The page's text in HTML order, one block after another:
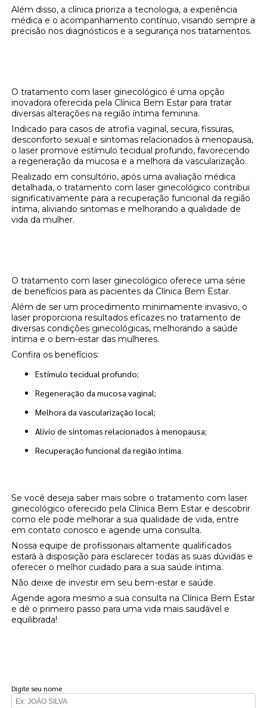
Além disso, a clínica prioriza a tecnologia, a experiência
médica e o acompanhamento contínuo, visando sempre a
precisão nos diagnósticos e a segurança nos tratamentos.
O tratamento com laser ginecológico é uma opção
inovadora oferecida pela Clínica Bem Estar para tratar
diversas alterações na região íntima feminina.
Indicado para casos de atrofia vaginal, secura, fissuras,
desconforto sexual e sintomas relacionados à menopausa,
o laser promove estímulo tecidual profundo, favorecendo
a regeneração da mucosa e a melhora da vascularização.
Realizado em consultório, após uma avaliação médica
detalhada, o tratamento com laser ginecológico contribui
significativamente para a recuperação funcional da região
íntima, aliviando sintomas e melhorando a qualidade de
vida da mulher.
O tratamento com laser ginecológico oferece uma série
de benefícios para as pacientes da Clínica Bem Estar.
Além de ser um procedimento minimamente invasivo, o
laser proporciona resultados eficazes no tratamento de
diversas condições ginecológicas, melhorando a saúde
íntima e o bem-estar das mulheres.
Confira os benefícios:
Estímulo tecidual profundo;
Regeneração da mucosa vaginal;
Melhora da vascularização local;
Alívio de sintomas relacionados à menopausa;
Recuperação funcional da região íntima.
Se você deseja saber mais sobre o tratamento com laser
ginecológico oferecido pela Clínica Bem Estar e descobrir
como ele pode melhorar a sua qualidade de vida, entre
em contato conosco e agende uma consulta.
Nossa equipe de profissionais altamente qualificados
estará à disposição para esclarecer todas as suas dúvidas e
oferecer o melhor cuidado para a sua saúde íntima.
Não deixe de investir em seu bem-estar e saúde.
Agende agora mesmo a sua consulta na Clínica Bem Estar
e dê o primeiro passo para uma vida mais saudável e
equilibrada!
Digite seu nome